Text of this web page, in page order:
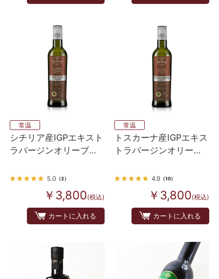
常温
シチリア産IGPエキスト
ラバージンオリーブオ
5.0（2）
￥3,800(税込)
カートに入れる
常温
トスカーナ産IGPエキス
トラバージンオリーブ
4.9 （10）
￥3,800(税込)
カートに入れる